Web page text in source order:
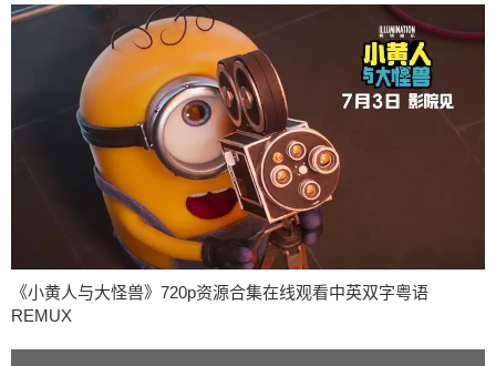
《小黄人与大怪兽》720p资源合集在线观看中英双字粤语
REMUX